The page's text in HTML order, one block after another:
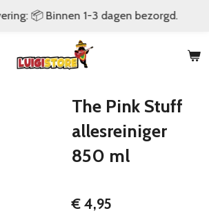
📦 Binnen 1-3 dagen bezorgd.
The Pink Stuff
allesreiniger
850 ml
€ 4,95